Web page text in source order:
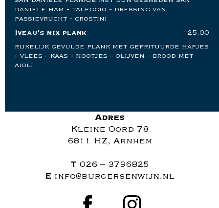
daniele ham - taleggio - dressing van
passievrucht - crostini
Iveau's mix plank
25.00
rijkelijk gevulde plank met gefrituurde hapjes
- vlees - kaas - nootjes - olijven - brood met
aioli
Adres
Kleine Oord 78
6811 HZ, Arnhem
T 026 – 3796825
E info@burgersenwijn.nl